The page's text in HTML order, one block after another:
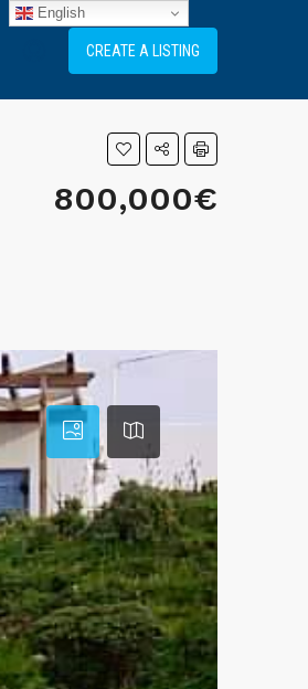
CREATE A LISTING
800,000€
English